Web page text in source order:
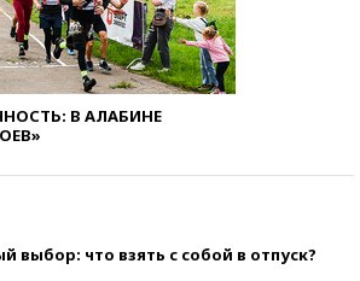
В АЛАБИНЕ
выбор: что взять с собой в отпуск?